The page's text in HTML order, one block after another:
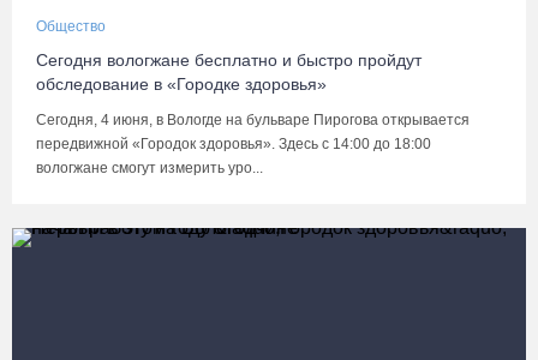
Общество
Сегодня вологжане бесплатно и быстро пройдут
обследование в «Городке здоровья»
Сегодня, 4 июня, в Вологде на бульваре Пирогова открывается
передвижной «Городок здоровья». Здесь с 14:00 до 18:00
вологжане смогут измерить уро...